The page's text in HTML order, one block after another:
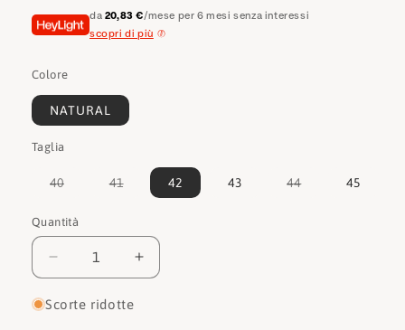
da 20,83 €/mese per 6 mesi senza interessi
scopri di più
Colore
NATURAL
Taglia
40Variante
non
41Variante
esaurita
42 43 44Variante
45
Quantità
Quantità
Diminuisci
quantità
per
Aumenta
quantità
Scorte ridotte